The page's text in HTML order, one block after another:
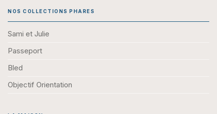
NOS COLLECTIONS PHARES
Sami et Julie
Passeport
Bled
Objectif Orientation